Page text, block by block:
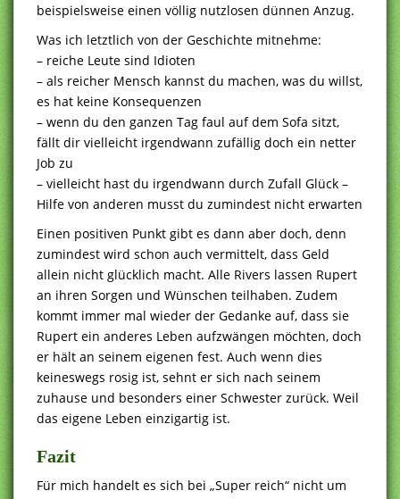
beispielsweise einen völlig nutzlosen dünnen Anzug.
Was ich letztlich von der Geschichte mitnehme:
– reiche Leute sind Idioten
– als reicher Mensch kannst du machen, was du willst,
es hat keine Konsequenzen
– wenn du den ganzen Tag faul auf dem Sofa sitzt,
fällt dir vielleicht irgendwann zufällig doch ein netter
Job zu
– vielleicht hast du irgendwann durch Zufall Glück –
Hilfe von anderen musst du zumindest nicht erwarten
Einen positiven Punkt gibt es dann aber doch, denn
zumindest wird schon auch vermittelt, dass Geld
allein nicht glücklich macht. Alle Rivers lassen Rupert
an ihren Sorgen und Wünschen teilhaben. Zudem
kommt immer mal wieder der Gedanke auf, dass sie
Rupert ein anderes Leben aufzwängen möchten, doch
er hält an seinem eigenen fest. Auch wenn dies
keineswegs rosig ist, sehnt er sich nach seinem
zuhause und besonders einer Schwester zurück. Weil
das eigene Leben einzigartig ist.
Fazit
Für mich handelt es sich bei „Super reich“ nicht um